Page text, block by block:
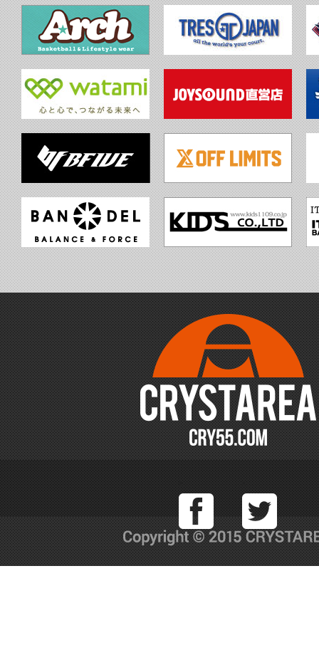
Facebook